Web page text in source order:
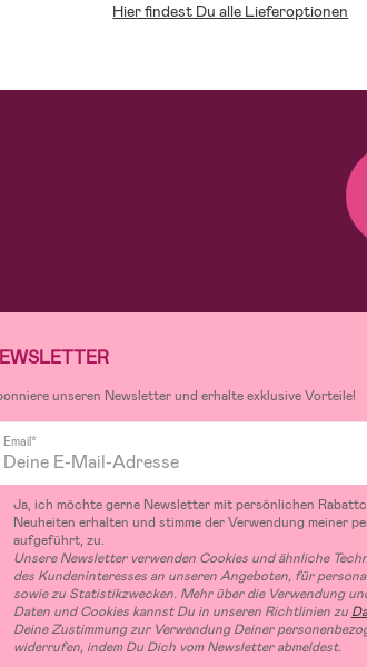
Hier findest Du alle Lieferoptionen
unseren Newsletter und erhalte exklusive Vorteile!
Email*
Ja, ich möchte gerne Newsletter mit persönlichen
Neuheiten erhalten und stimme der Verwendung meiner
aufgeführt, zu.
Unsere Newsletter verwenden Cookies und ähnliche
des Kundeninteresses an unseren Angeboten, für
sowie zu Statistikzwecken. Mehr über die Verwendung
Daten und Cookies kannst Du in unseren Richtlinien zu
Deine Zustimmung zur Verwendung Deiner
widerrufen, indem Du Dich vom Newsletter abmeldest.